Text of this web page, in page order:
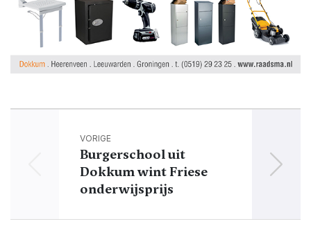
VORIGE
Burgerschool uit
Dokkum wint Friese
onderwijsprijs